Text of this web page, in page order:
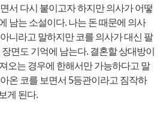
서 다시 붙이고자 하지만 의사가 어떻
남는 소설이다. 나는 돈 때문에 의사
니라고 말하지만 코를 의사가 대신 팔
면도 기억에 남는다. 결혼할 상대방이
오는 경우에 한해서만 가능하다고 말
온 코를 보면서 5등관이라고 짐작하
게 된다.